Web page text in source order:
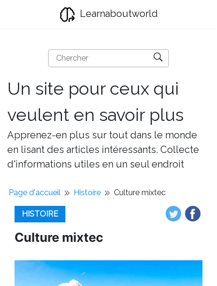
Learnaboutworld
Un site pour ceux qui
veulent en savoir plus
Apprenez-en plus sur tout dans le monde
en lisant des articles intéressants. Collecte
d'informations utiles en un seul endroit
Page d'accueil Histoire Culture mixtec
HISTOIRE
Culture mixtec